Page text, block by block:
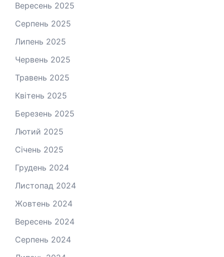
Вересень 2025
Серпень 2025
Липень 2025
Червень 2025
Травень 2025
Квітень 2025
Березень 2025
Лютий 2025
Січень 2025
Грудень 2024
Листопад 2024
Жовтень 2024
Вересень 2024
Серпень 2024